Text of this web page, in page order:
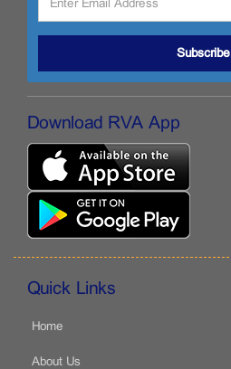
Subscribe
Download RVA App
Quick Links
Home
About Us